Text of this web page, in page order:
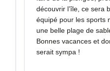
découvrir l’île, ce sera
équipé pour les sports
une belle plage de
Bonnes vacances et
serait sympa !